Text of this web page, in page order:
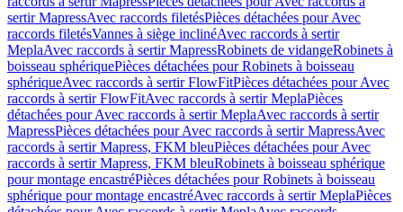
sertir MapressAvec raccords filetésPièces détachées pour Avec
raccords filetésVannes à siège inclinéAvec raccords à sertir
MeplaAvec raccords à sertir MapressRobinets de vidangeRobinets à
boisseau sphériquePièces détachées pour Robinets à boisseau
sphériqueAvec raccords à sertir FlowFitPièces détachées pour Avec
raccords à sertir FlowFitAvec raccords à sertir MeplaPièces
détachées pour Avec raccords à sertir MeplaAvec raccords à sertir
MapressPièces détachées pour Avec raccords à sertir MapressAvec
raccords à sertir Mapress, FKM bleuPièces détachées pour Avec
raccords à sertir Mapress, FKM bleuRobinets à boisseau sphérique
pour montage encastréPièces détachées pour Robinets à boisseau
sphérique pour montage encastréAvec raccords à sertir MeplaPièces